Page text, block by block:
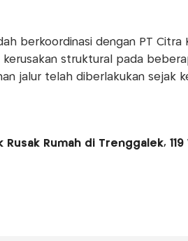
berkoordinasi dengan PT Citra
kerusakan struktural pada
jalur telah diberlakukan sejak
Rumah di Trenggalek, 119